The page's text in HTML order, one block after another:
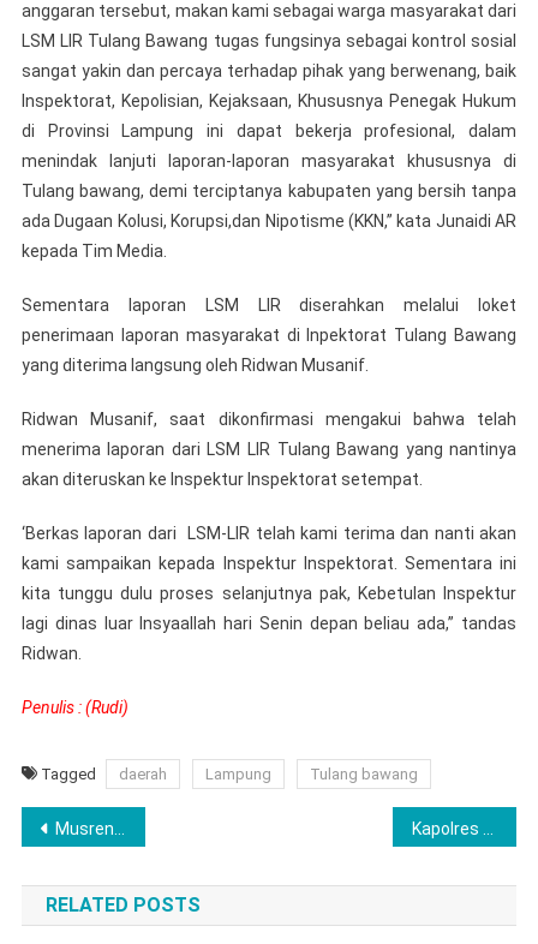
anggaran tersebut, makan kami sebagai warga masyarakat dari
LSM LIR Tulang Bawang tugas fungsinya sebagai kontrol sosial
sangat yakin dan percaya terhadap pihak yang berwenang, baik
Inspektorat, Kepolisian, Kejaksaan, Khususnya Penegak Hukum
di Provinsi Lampung ini dapat bekerja profesional, dalam
menindak lanjuti laporan-laporan masyarakat khususnya di
Tulang bawang, demi terciptanya kabupaten yang bersih tanpa
ada Dugaan Kolusi, Korupsi,dan Nipotisme (KKN,” kata Junaidi AR
kepada Tim Media.
Sementara laporan LSM LIR diserahkan melalui loket
penerimaan laporan masyarakat di Inpektorat Tulang Bawang
yang diterima langsung oleh Ridwan Musanif.
Ridwan Musanif, saat dikonfirmasi mengakui bahwa telah
menerima laporan dari LSM LIR Tulang Bawang yang nantinya
akan diteruskan ke Inspektur Inspektorat setempat.
‘Berkas laporan dari LSM-LIR telah kami terima dan nanti akan
kami sampaikan kepada Inspektur Inspektorat. Sementara ini
kita tunggu dulu proses selanjutnya pak, Kebetulan Inspektur
lagi dinas luar Insyaallah hari Senin depan beliau ada,” tandas
Ridwan.
Penulis : (Rudi)
Tagged daerah Lampung Tulang bawang
Navigasi
pos
Musrenbang RKPD Tahun 2023, Pemkab Way kanan Fokus Pada Pemberdayaan Masyarakat
RELATED POSTS